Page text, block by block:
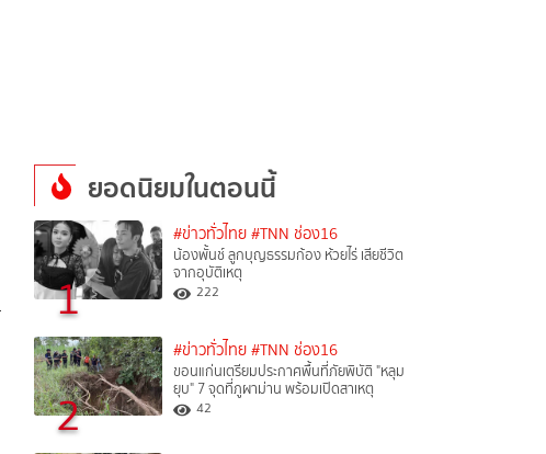
ยอดนิยมในตอนนี้
1
#ข่าวทั่วไทย #TNN ช่อง16
น้องพั้นช์ ลูกบุญธรรมก้อง ห้วยไร่ เสียชีวิต
จากอุบัติเหตุ
222
2
#ข่าวทั่วไทย #TNN ช่อง16
ขอนแก่นเตรียมประกาศพื้นที่ภัยพิบัติ "หลุม
ยุบ" 7 จุดที่ภูผาม่าน พร้อมเปิดสาเหตุ
42